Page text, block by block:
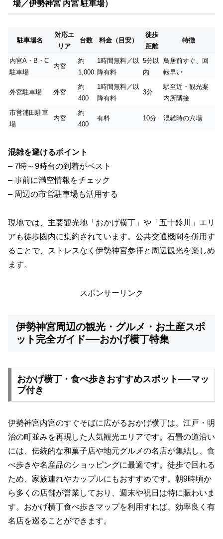
場／伊勢神宮 内宮 駐車場）
駐車場名
対応エ
リア
台数 料金（目安）
徒歩
距離
特徴
内宮A・B・C
駐車場
内宮
約
1,000
1時間無料／以
降有料
5分以
内
鳥居前すぐ、回
転早い
外宮駐車場 外宮
約
400
1時間無料／以
降有料
3分
駅至近・観光案
内所隣接
市営浦田駐車
場
内宮
約
400
有料 10分 混雑時の穴場
混雑を避けるポイント
– 7時～9時台の到着がベスト
– 事前に満空情報をチェック
– 周辺の市営駐車場も活用する
現地では、主要観光地「おかげ横丁」や「五十鈴川」エリ
アも徒歩圏内に集約されています。公共交通機関を併用す
ることで、ストレスなく伊勢神宮参拝と周辺観光を楽しめ
ます。
スポンサーリンク
伊勢神宮周辺の観光・グルメ・お土産スポ
ット完全ガイド──おかげ横丁特集
おかげ横丁・食べ歩きおすすめスポット──マッ
プ付き
伊勢神宮内宮のすぐそばに広がるおかげ横丁は、江戸・明
治の町並みを再現した人気観光エリアです。石畳の道沿い
には、伝統的な和菓子店や地元グルメの名店が集結し、食
べ歩きや名産品のショッピングに最適です。徒歩で回れる
ため、家族連れやカップルにもおすすめです。朝9時頃か
ら多くの店舗が営業しており、週末や祝日は特に賑わいま
す。おかげ横丁食べ歩きマップを利用すれば、効率良く有
名店を巡ることができます。